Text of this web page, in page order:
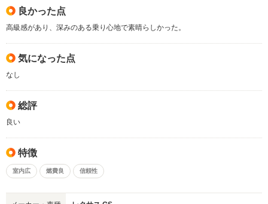
良かった点
高級感があり、深みのある乗り心地で素晴らしかった。
気になった点
なし
総評
良い
特徴
室内広 燃費良 信頼性